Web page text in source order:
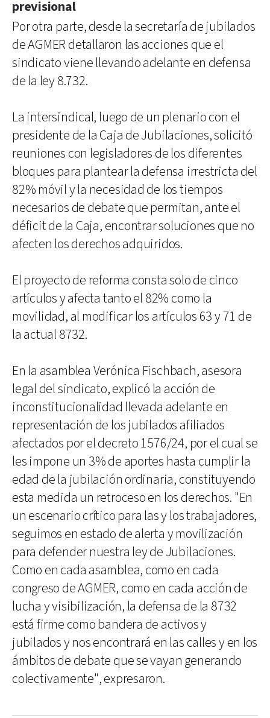
previsional
Por otra parte, desde la secretaría de jubilados
de AGMER detallaron las acciones que el
sindicato viene llevando adelante en defensa
de la ley 8.732.
La intersindical, luego de un plenario con el
presidente de la Caja de Jubilaciones, solicitó
reuniones con legisladores de los diferentes
bloques para plantear la defensa irrestricta del
82% móvil y la necesidad de los tiempos
necesarios de debate que permitan, ante el
déficit de la Caja, encontrar soluciones que no
afecten los derechos adquiridos.
El proyecto de reforma consta solo de cinco
artículos y afecta tanto el 82% como la
movilidad, al modificar los artículos 63 y 71 de
la actual 8732.
En la asamblea Verónica Fischbach, asesora
legal del sindicato, explicó la acción de
inconstitucionalidad llevada adelante en
representación de los jubilados afiliados
afectados por el decreto 1576/24, por el cual se
les impone un 3% de aportes hasta cumplir la
edad de la jubilación ordinaria, constituyendo
esta medida un retroceso en los derechos. "En
un escenario crítico para las y los trabajadores,
seguimos en estado de alerta y movilización
para defender nuestra ley de Jubilaciones.
Como en cada asamblea, como en cada
congreso de AGMER, como en cada acción de
lucha y visibilización, la defensa de la 8732
está firme como bandera de activos y
jubilados y nos encontrará en las calles y en los
ámbitos de debate que se vayan generando
colectivamente", expresaron.